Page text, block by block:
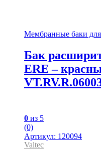
Мембранные баки
Бак
ERE –
0 из 5
(0)
Артикул: 120094
Valtec